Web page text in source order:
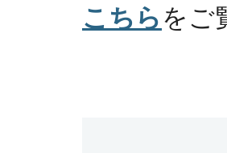
こちら をご